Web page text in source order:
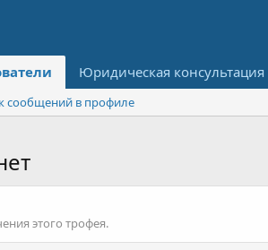
Юридическая консультация
сообщений в профиле
этого трофея.